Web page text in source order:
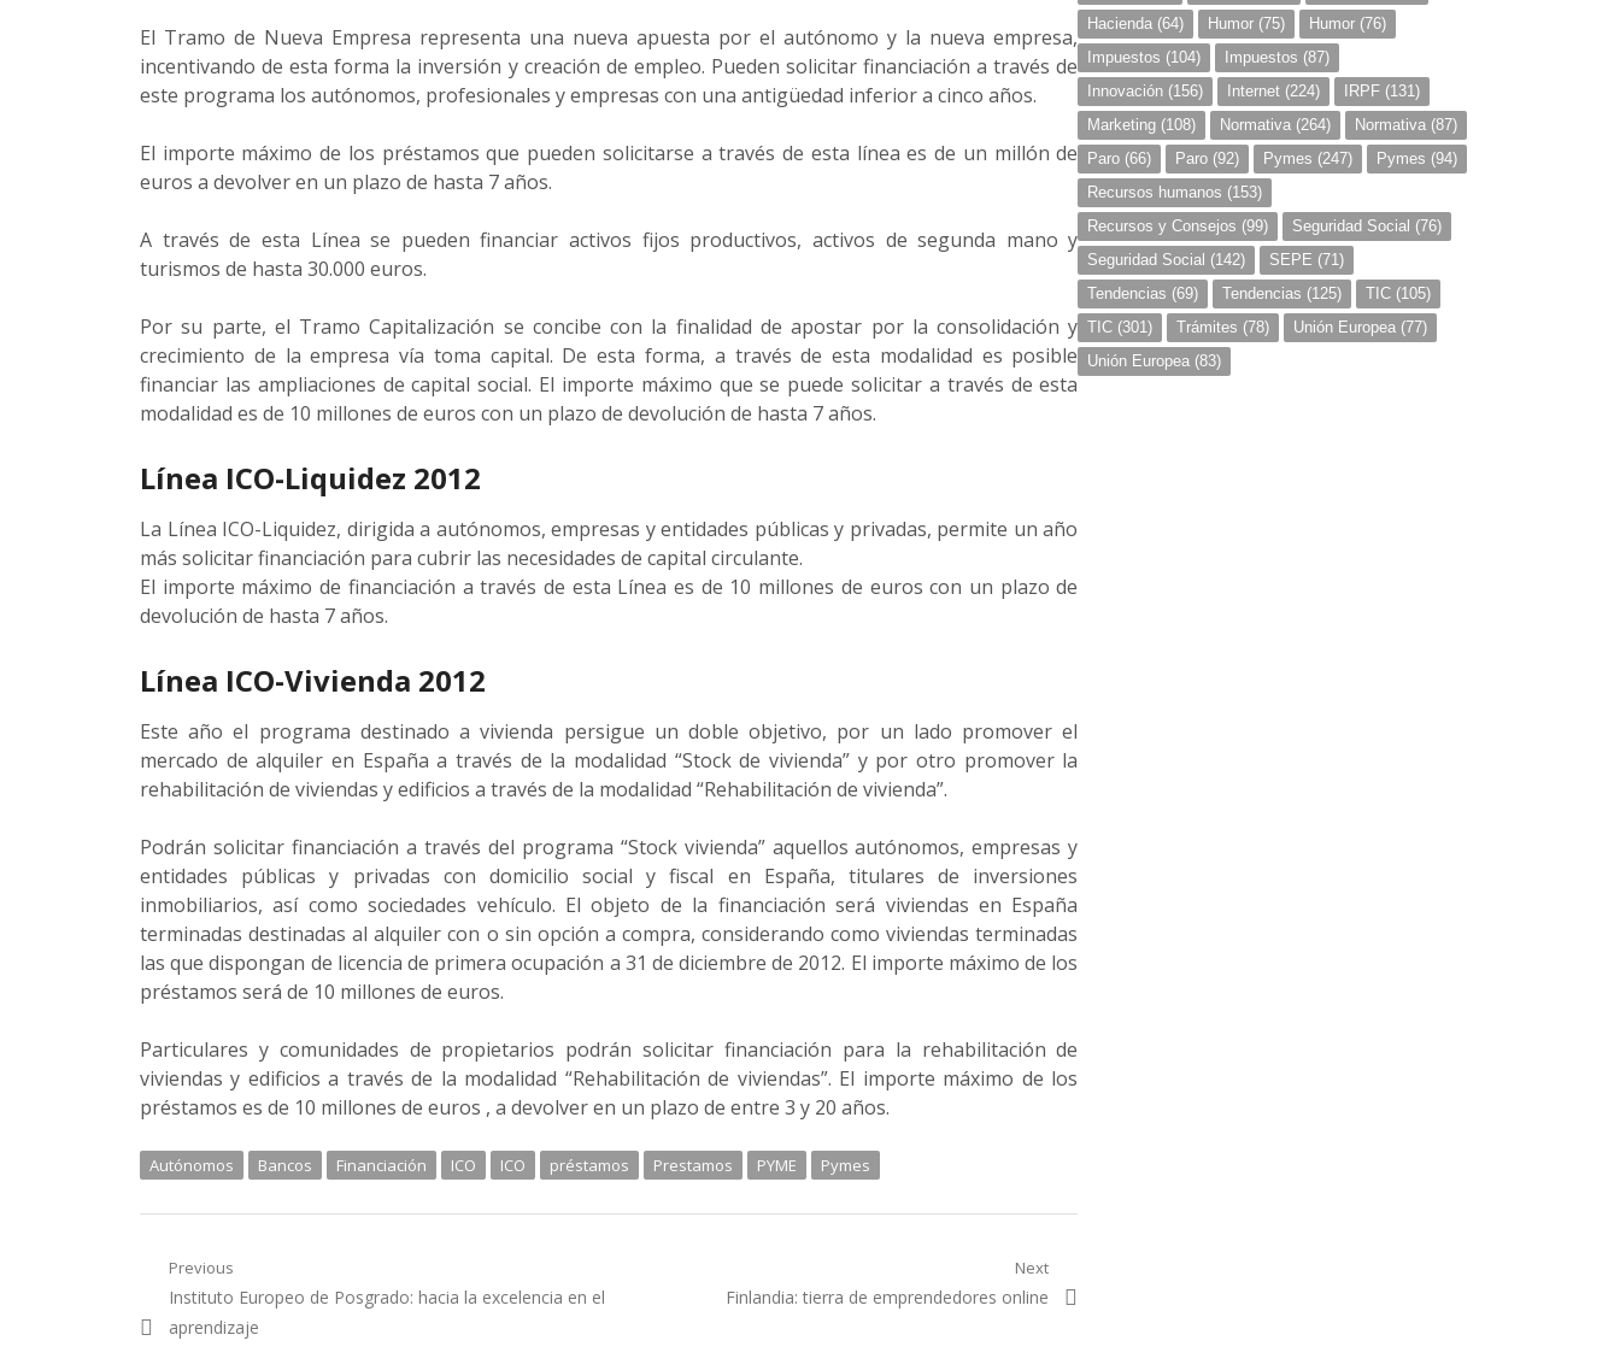
El Tramo de Nueva Empresa representa una nueva apuesta por el autónomo y la nueva empresa,
incentivando de esta forma la inversión y creación de empleo. Pueden solicitar financiación a través de
este programa los autónomos, profesionales y empresas con una antigüedad inferior a cinco años.
El importe máximo de los préstamos que pueden solicitarse a través de esta línea es de un millón de
euros a devolver en un plazo de hasta 7 años.
A través de esta Línea se pueden financiar activos fijos productivos, activos de segunda mano y
turismos de hasta 30.000 euros.
Por su parte, el Tramo Capitalización se concibe con la finalidad de apostar por la consolidación y
crecimiento de la empresa vía toma capital. De esta forma, a través de esta modalidad es posible
financiar las ampliaciones de capital social. El importe máximo que se puede solicitar a través de esta
modalidad es de 10 millones de euros con un plazo de devolución de hasta 7 años.
Línea ICO-Liquidez 2012
La Línea ICO-Liquidez, dirigida a autónomos, empresas y entidades públicas y privadas, permite un año
más solicitar financiación para cubrir las necesidades de capital circulante.
El importe máximo de financiación a través de esta Línea es de 10 millones de euros con un plazo de
devolución de hasta 7 años.
Línea ICO-Vivienda 2012
Este año el programa destinado a vivienda persigue un doble objetivo, por un lado promover el
mercado de alquiler en España a través de la modalidad “Stock de vivienda” y por otro promover la
rehabilitación de viviendas y edificios a través de la modalidad “Rehabilitación de vivienda”.
Podrán solicitar financiación a través del programa “Stock vivienda” aquellos autónomos, empresas y
entidades públicas y privadas con domicilio social y fiscal en España, titulares de inversiones
inmobiliarios, así como sociedades vehículo. El objeto de la financiación será viviendas en España
terminadas destinadas al alquiler con o sin opción a compra, considerando como viviendas terminadas
las que dispongan de licencia de primera ocupación a 31 de diciembre de 2012. El importe máximo de los
préstamos será de 10 millones de euros.
Particulares y comunidades de propietarios podrán solicitar financiación para la rehabilitación de
viviendas y edificios a través de la modalidad “Rehabilitación de viviendas”. El importe máximo de los
préstamos es de 10 millones de euros , a devolver en un plazo de entre 3 y 20 años.
Autónomos Bancos Financiación ICO ICO préstamos Prestamos PYME Pymes
Navegación
de
Previous
Previous
post:
Instituto Europeo de Posgrado: hacia la excelencia en el
aprendizaje
Next
Next
Finlandia: tierra de emprendedores online
Hacienda (64) Humor (75) Humor (76)
Impuestos (104) Impuestos (87)
Innovación (156) Internet (224) IRPF (131)
Marketing (108) Normativa (264) Normativa (87)
Paro (66) Paro (92) Pymes (247) Pymes (94)
Recursos humanos (153)
Recursos y Consejos (99) Seguridad Social (76)
Seguridad Social (142) SEPE (71)
Tendencias (69) Tendencias (125) TIC (105)
TIC (301) Trámites (78) Unión Europea (77)
Unión Europea (83)